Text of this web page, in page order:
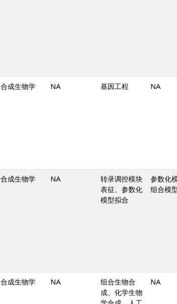
合成生物学 NA 基因工程 NA
合成生物学 NA
转录调控模块
表征、参数化
模型拟合
参数化
组合模
合成生物学 NA
组合生物合
成、化学生物
NA